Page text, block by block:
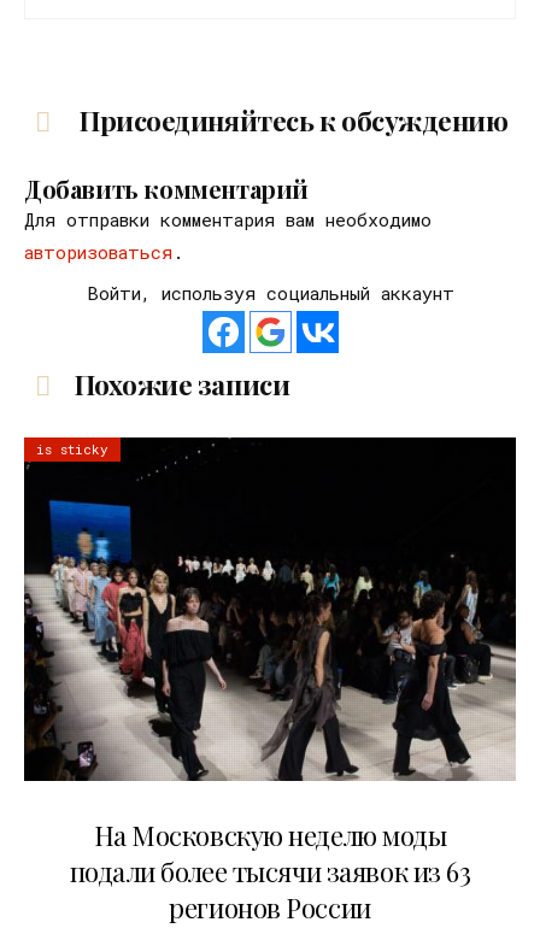
Присоединяйтесь к обсуждению
Добавить комментарий
Для отправки комментария вам необходимо
авторизоваться .
Войти, используя социальный аккаунт
Похожие записи
is sticky
На Московскую неделю моды
подали более тысячи заявок из 63
регионов России